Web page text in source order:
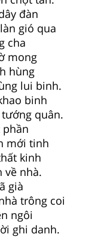
đàn
gió qua
cha
mong
hùng
lui binh.
binh
quân.
mới tinh
kinh
về nhà.
già
trông coi
ngôi
ghi danh.